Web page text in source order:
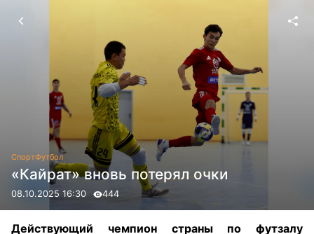
СпортФутбол
«Кайрат» вновь потерял очки
08.10.2025 16:30 444
Действующий чемпион страны по футзалу